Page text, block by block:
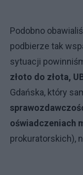
Podobno
podbierze tak
sytuacji
złoto do złota,
Gdańska, który
oświadczeniach
prokuratorskich),